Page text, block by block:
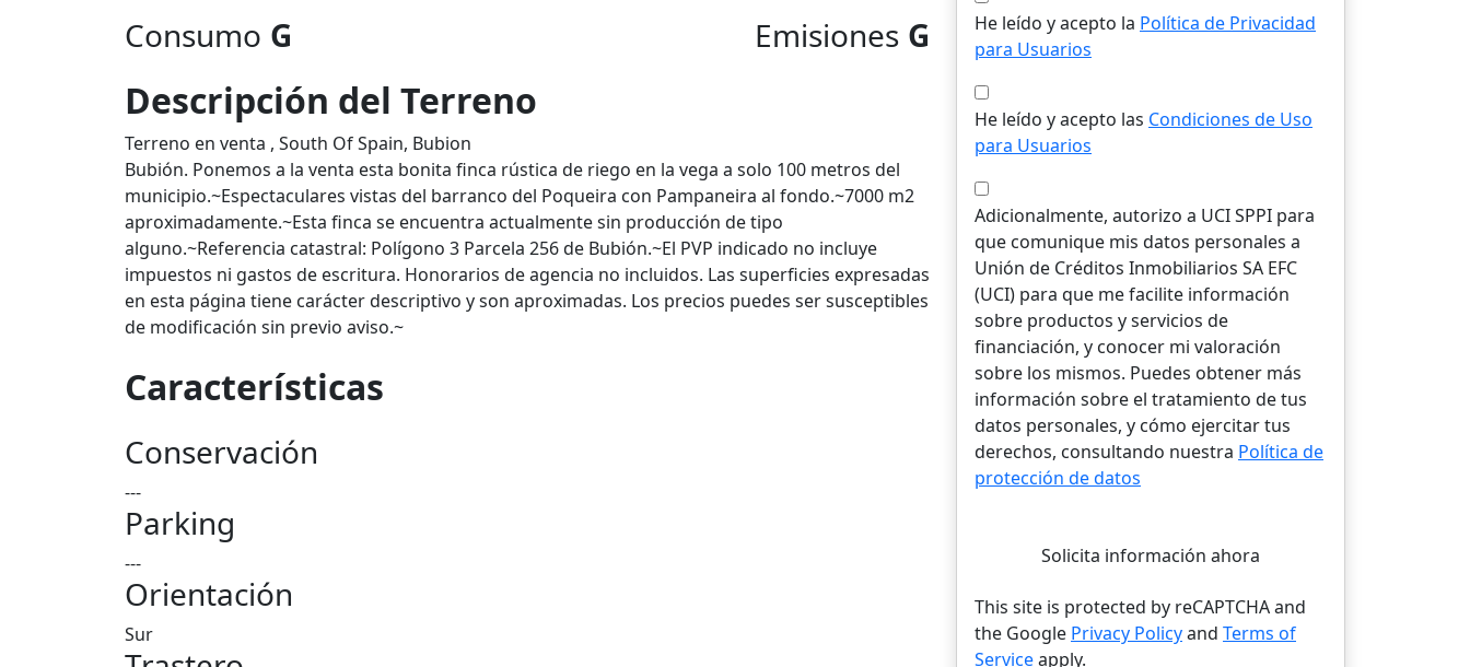
Consumo G Emisiones G
Descripción del Terreno
Terreno en venta , South Of Spain, Bubion
Bubión. Ponemos a la venta esta bonita finca rústica de riego en la vega a solo 100 metros del
municipio.~Espectaculares vistas del barranco del Poqueira con Pampaneira al fondo.~7000 m2
aproximadamente.~Esta finca se encuentra actualmente sin producción de tipo
alguno.~Referencia catastral: Polígono 3 Parcela 256 de Bubión.~El PVP indicado no incluye
impuestos ni gastos de escritura. Honorarios de agencia no incluidos. Las superficies expresadas
en esta página tiene carácter descriptivo y son aproximadas. Los precios puedes ser susceptibles
de modificación sin previo aviso.~
Características
Conservación
---
Parking
---
Orientación
Sur
He leído y acepto la Política de Privacidad
para Usuarios
He leído y acepto las Condiciones de Uso
para Usuarios
Adicionalmente, autorizo a UCI SPPI para
que comunique mis datos personales a
Unión de Créditos Inmobiliarios SA EFC
(UCI) para que me facilite información
sobre productos y servicios de
financiación, y conocer mi valoración
sobre los mismos. Puedes obtener más
información sobre el tratamiento de tus
datos personales, y cómo ejercitar tus
derechos, consultando nuestra Política de
protección de datos
Solicita información ahora
This site is protected by reCAPTCHA and
the Google Privacy Policyand Terms of
Serviceapply.